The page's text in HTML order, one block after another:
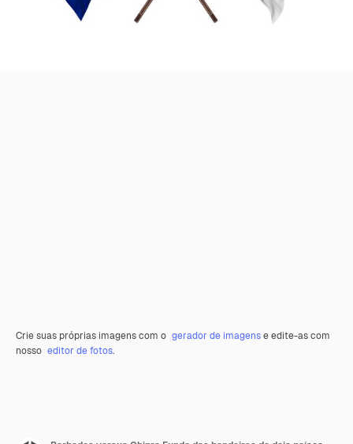
Crie suas próprias imagens com o gerador de imagense edite-as com
nosso editor de fotos.